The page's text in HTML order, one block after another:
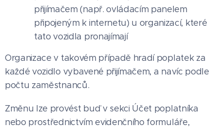
přijímačem (např. ovládacím panelem
připojeným k internetu) u organizací, které
tato vozidla pronajímají
Organizace v takovém případě hradí poplatek za
každé vozidlo vybavené přijímačem, a navíc podle
počtu zaměstnanců.
Změnu lze provést buď v sekci Účet poplatníka
nebo prostřednictvím evidenčního formuláře,